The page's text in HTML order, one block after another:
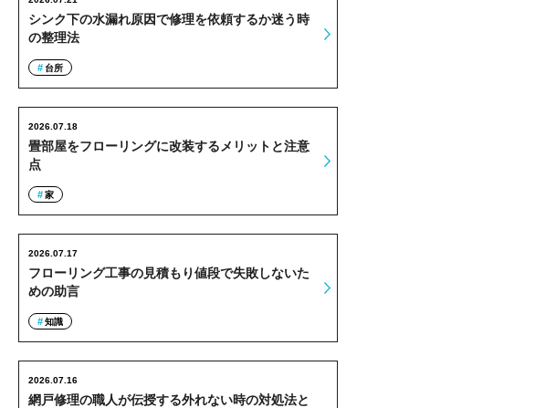
シンク下の水漏れ原因で修理を依頼するか迷う時
の整理法
台所
畳部屋をフローリングに改装するメリットと注意
点
2026.07.18
家
フローリング工事の見積もり値段で失敗しないた
めの助言
2026.07.17
知識
網戸修理の職人が伝授する外れない時の対処法と
2026.07.16